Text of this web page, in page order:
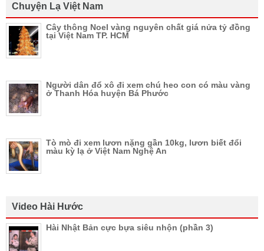
Chuyện Lạ Việt Nam
Cây thông Noel vàng nguyên chất giá nửa tỷ đồng
tại Việt Nam TP. HCM
Người dân đổ xô đi xem chú heo con có màu vàng
ở Thanh Hóa huyện Bá Phước
Tò mò đi xem lươn nặng gần 10kg, lươn biết đổi
màu kỳ lạ ở Việt Nam Nghệ An
Video Hài Hước
Hài Nhật Bản cực bựa siêu nhộn (phần 3)